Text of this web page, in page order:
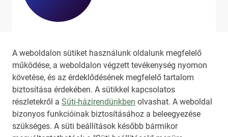
A weboldalon sütiket használunk oldalunk megfelelő
működése, a weboldalon végzett tevékenység nyomon
követése, és az érdeklődésének megfelelő tartalom
biztosítása érdekében. A sütikkel kapcsolatos
részletekről a Süti-házirendünkben olvashat. A weboldal
bizonyos funkcióinak biztosításához a beleegyezése
szükséges. A süti beállítások később bármikor
látni, látogassa meg ahirado.hu
oldalát!
HIRADO.HU MEDIAKLIKK.HU